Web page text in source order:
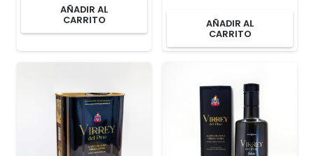
AÑADIR AL
CARRITO
AÑADIR AL
CARRITO